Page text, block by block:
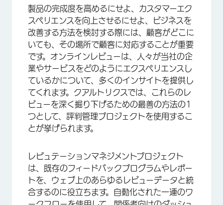
貴社のビジネスレビュー vs. 競合レビュー
ビジネスレビューを連携させる方法
オンラインレビューへのアクション喚起
オンラインレビューのダッシュボード作成
レピュテーションマネジメントプロジェクトの名
前の変更と削除
レピュテーションマネジメントプロジェクトの共
有
製品の完成度を高めるにせよ、カスタマーエク
スペリエンスを向上させるにせよ、ビジネスを
改善する方法を検討する際には、顧客がどこに
いても、その場所で顧客に対応することが重要
です。オンラインレビューは、人々が当社の企
業やサービスをどのようにエクスペリエンスし
ているかについて、多くのインサイトを提供し
てくれます。クアルトリクスでは、これらのレ
ビューを深く掘り下げるための最善の方法の1
つとして、評判管理プロジェクトを使用するこ
とが挙げられます。
レピュテーションマネジメントプロジェクト
は、既存のフィードバックプログラムやレポー
トを、ウェブ上のあらゆるレビューデータと統
合するのに役立ちます。自動化された一連のワ